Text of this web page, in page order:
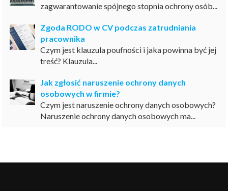
zagwarantowanie spójnego stopnia ochrony osób...
Zgoda RODO w CV podczas zatrudniania
pracownika
Czym jest klauzula poufności i jaka powinna być jej
treść? Klauzula...
Jak zgłosić naruszenie ochrony danych
osobowych w firmie?
Czym jest naruszenie ochrony danych osobowych?
Naruszenie ochrony danych osobowych ma...